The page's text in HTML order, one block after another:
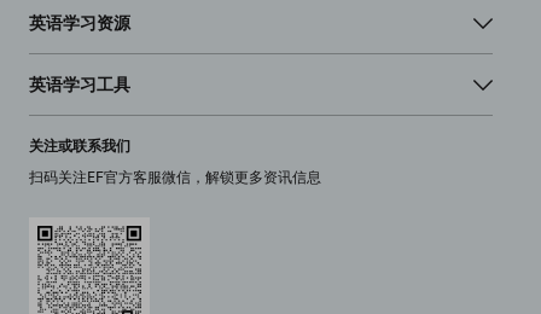
英语学习资源
英语学习工具
关注或联系我们
扫码关注EF官方客服微信，解锁更多资讯信息